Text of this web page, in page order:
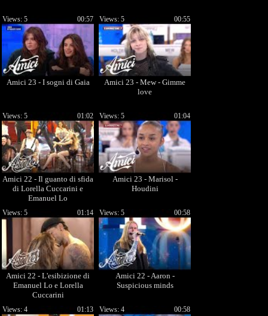
Amici 23 - I sogni di Gaia
00:57
Views: 5
Amici 23 - Mew - Gimme
love
00:55
Views: 5
Amici 22 - Il guanto di sfida
di Lorella Cuccarini e
Emanuel Lo
01:02
Views: 5
Amici 23 - Marisol -
Houdini
01:04
Views: 5
Amici 22 - L'esibizione di
Emanuel Lo e Lorella
Cuccarini
01:14
Views: 5
Amici 22 - Aaron -
Suspicious minds
00:58
Views: 5
01:13
Views: 4 00:58
Views: 4